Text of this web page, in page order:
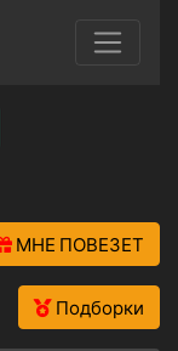
МНЕ ПОВЕЗЕТ
Подборки